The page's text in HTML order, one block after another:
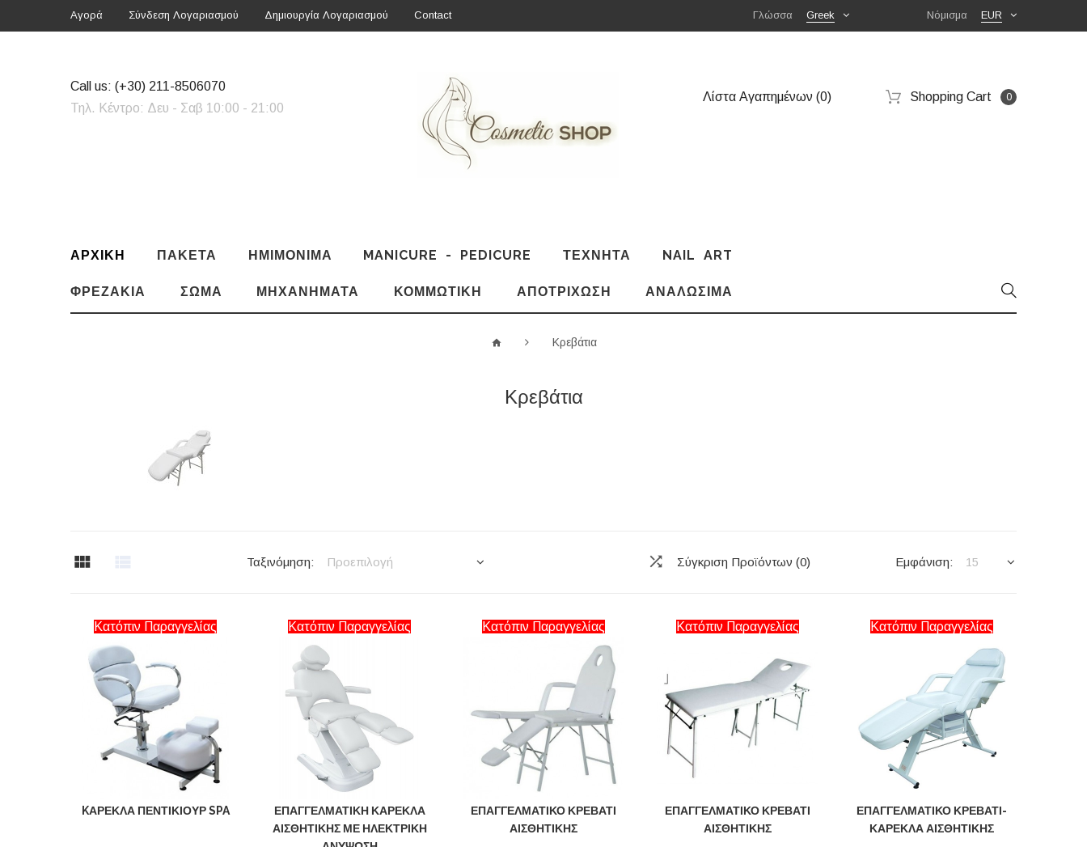
Αγορά Σύνδεση Λογαριασμού Δημιουργία Λογαριασμού Contact EUR
Νόμισμα
Greek
Γλώσσα
Call us: (+30) 211-8506070
Τηλ. Κέντρο: Δευ - Σαβ 10:00 - 21:00
Shopping Cart 0
Λίστα Αγαπημένων (0)
ΑΡΧΙΚΗ ΠΑΚΈΤΑ ΗΜΙΜΌΝΙΜΑ MANICURE - PEDICURE ΤΕΧΝΗΤΆ NAIL ART
ΦΡΕΖΆΚΙΑ ΣΏΜΑ ΜΗΧΑΝΉΜΑΤΑ ΚΟΜΜΩΤΙΚΉ ΑΠΟΤΡΊΧΩΣΗ ΑΝΑΛΏΣΙΜΑ
Κρεβάτια
Κρεβάτια
Ταξινόμηση: Προεπιλογή Εμφάνιση: 15
Σύγκριση Προϊόντων (0)
Κατόπιν Παραγγελίας
KΑΡΈΚΛΑ ΠΕΝΤΙΚΙΟΎΡ SPA
Κατόπιν Παραγγελίας
ΕΠΑΓΓΕΛΜΑΤΙΚΉ ΚΑΡΈΚΛΑ
ΑΙΣΘΗΤΙΚΉΣ ΜΕ ΗΛΕΚΤΡΙΚΉ
Κατόπιν Παραγγελίας
ΕΠΑΓΓΕΛΜΑΤΙΚΌ ΚΡΕΒΆΤΙ
ΑΙΣΘΗΤΙΚΉΣ
Κατόπιν Παραγγελίας
ΕΠΑΓΓΕΛΜΑΤΙΚΌ ΚΡΕΒΆΤΙ
ΑΙΣΘΗΤΙΚΉΣ
Κατόπιν Παραγγελίας
ΕΠΑΓΓΕΛΜΑΤΙΚΌ ΚΡΕΒΆΤΙ-
ΚΑΡΈΚΛΑ ΑΙΣΘΗΤΙΚΉΣ